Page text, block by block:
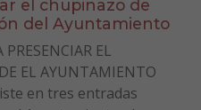
el chupinazo de
del Ayuntamiento
PRESENCIAR EL
EL AYUNTAMIENTO
en tres entradas